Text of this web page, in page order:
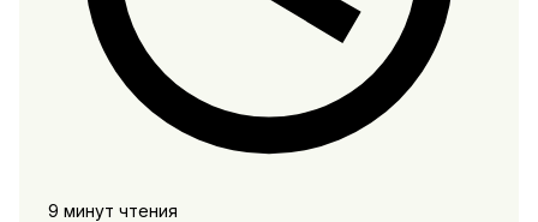
9 минут чтения